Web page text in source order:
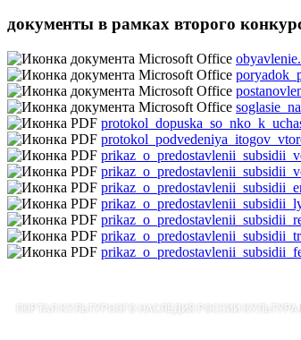
документы в рамках второго